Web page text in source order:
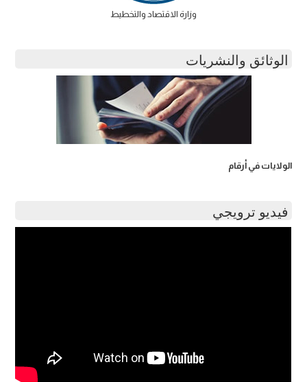
وزارة الاقتصاد والتخطيط
الوثائق والنشريات
الولايات في أرقام
فيديو ترويجي